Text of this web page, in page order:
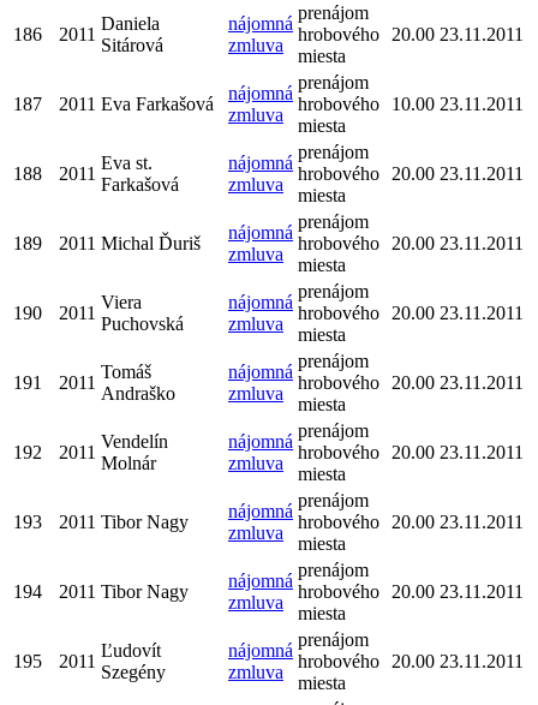
186 2011
Daniela
Sitárová
nájomná
zmluva
prenájom
hrobového
miesta
20.00 23.11.2011
187 2011 Eva Farkašová
nájomná
zmluva
prenájom
hrobového
miesta
10.00 23.11.2011
188 2011
Eva st.
Farkašová
nájomná
zmluva
prenájom
hrobového
miesta
20.00 23.11.2011
189 2011 Michal Ďuriš
nájomná
zmluva
prenájom
hrobového
miesta
20.00 23.11.2011
190 2011
Viera
Puchovská
nájomná
zmluva
prenájom
hrobového
miesta
20.00 23.11.2011
191 2011
Tomáš
Andraško
nájomná
zmluva
prenájom
hrobového
miesta
20.00 23.11.2011
192 2011
Vendelín
Molnár
nájomná
zmluva
prenájom
hrobového
miesta
20.00 23.11.2011
193 2011 Tibor Nagy
nájomná
zmluva
prenájom
hrobového
miesta
20.00 23.11.2011
194 2011 Tibor Nagy
nájomná
zmluva
prenájom
hrobového
miesta
20.00 23.11.2011
195 2011
Ľudovít
Szegény
nájomná
zmluva
prenájom
hrobového
miesta
20.00 23.11.2011